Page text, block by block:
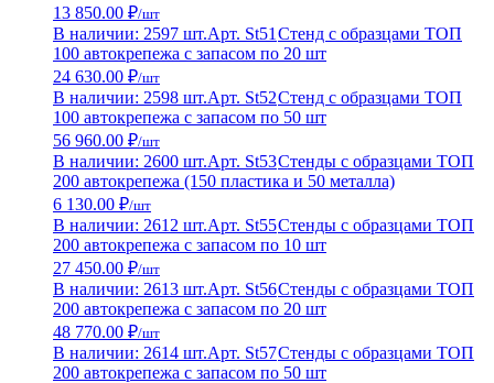
13 850.00 ₽/шт
В наличии: 2597 шт.Арт. St51 Стенд с образцами ТОП
100 автокрепежа с запасом по 20 шт
24 630.00 ₽/шт
В наличии: 2598 шт.Арт. St52Стенд с образцами ТОП
100 автокрепежа с запасом по 50 шт
56 960.00 ₽/шт
В наличии: 2600 шт.Арт. St53Стенды с образцами ТОП
200 автокрепежа (150 пластика и 50 металла)
6 130.00 ₽/шт
В наличии: 2612 шт.Арт. St55Стенды с образцами ТОП
200 автокрепежа с запасом по 10 шт
27 450.00 ₽/шт
В наличии: 2613 шт.Арт. St56Стенды с образцами ТОП
200 автокрепежа с запасом по 20 шт
48 770.00 ₽/шт
В наличии: 2614 шт.Арт. St57Стенды с образцами ТОП
200 автокрепежа с запасом по 50 шт